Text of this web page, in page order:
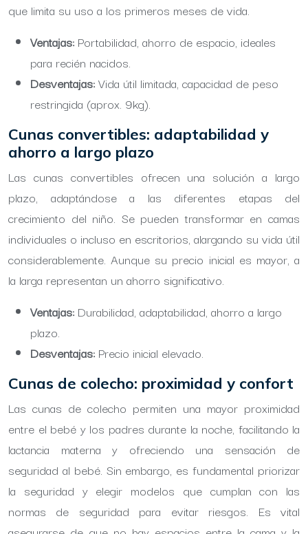
que limita su uso a los primeros meses de vida.
Ventajas: Portabilidad, ahorro de espacio, ideales
para recién nacidos.
Desventajas:Vida útil limitada, capacidad de peso
restringida (aprox. 9kg).
Cunas convertibles: adaptabilidad y
ahorro a largo plazo
Las cunas convertibles ofrecen una solución a largo
plazo, adaptándose a las diferentes etapas del
crecimiento del niño. Se pueden transformar en camas
individuales o incluso en escritorios, alargando su vida útil
considerablemente. Aunque su precio inicial es mayor, a
la larga representan un ahorro significativo.
Ventajas: Durabilidad, adaptabilidad, ahorro a largo
plazo.
Desventajas: Precio inicial elevado.
Cunas de colecho: proximidad y confort
Las cunas de colecho permiten una mayor proximidad
entre el bebé y los padres durante la noche, facilitando la
lactancia materna y ofreciendo una sensación de
seguridad al bebé. Sin embargo, es fundamental priorizar
la seguridad y elegir modelos que cumplan con las
normas de seguridad para evitar riesgos. Es vital